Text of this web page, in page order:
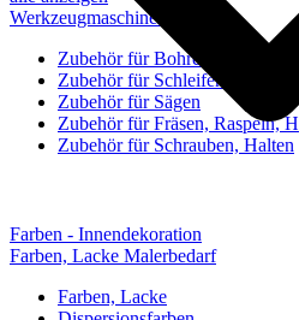
Werkzeugmaschinen-Zubehör
Zubehör für Bohren, Bohrhilfen
Zubehör für Schleifen, Poliere
Zubehör für Sägen
Zubehör für Fräsen, Raspeln, H
Zubehör für Schrauben, Halten
Farben - Innendekoration
Farben, Lacke Malerbedarf
Farben, Lacke